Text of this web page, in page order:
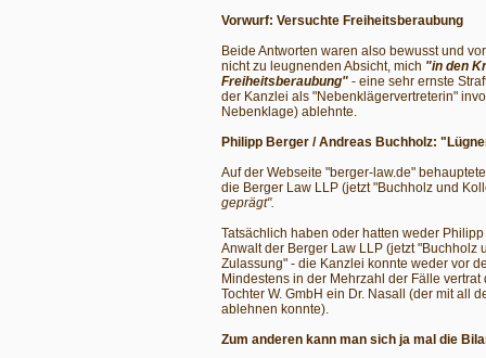
Vorwurf: Versuchte Freiheitsberaubung
Beide Antworten waren also bewusst und
nicht zu leugnenden Absicht, mich "in den
Freiheitsberaubung" - eine sehr ernste
der Kanzlei als "Nebenklägervertreterin"
Nebenklage) ablehnte.
Philipp Berger / Andreas Buchholz:
Auf der Webseite "berger-law.de"
die Berger Law LLP (jetzt "Buchholz und
geprägt".
Tatsächlich haben oder hatten weder
Anwalt der Berger Law LLP (jetzt
Zulassung" - die Kanzlei konnte weder vor
Mindestens in der Mehrzahl der Fälle
Tochter W. GmbH ein Dr. Nasall (der mit all
ablehnen konnte).
Zum anderen kann man sich ja mal die